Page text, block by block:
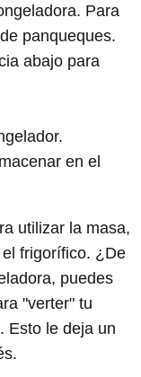
Para
panqueques.
abajo para
en el
utilizar la masa,
frigorífico. ¿De
puedes
"verter" tu
Esto le deja un